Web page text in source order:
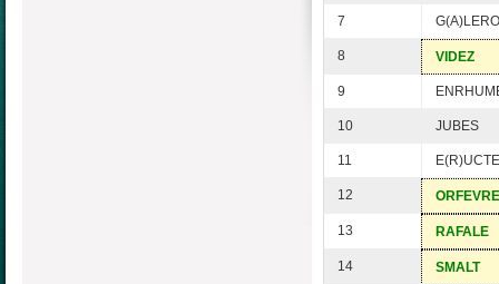
7
8 VIDEZ
9
10 JUBES
11
12 ORFEVRE
13 RAFALE
14 SMALT